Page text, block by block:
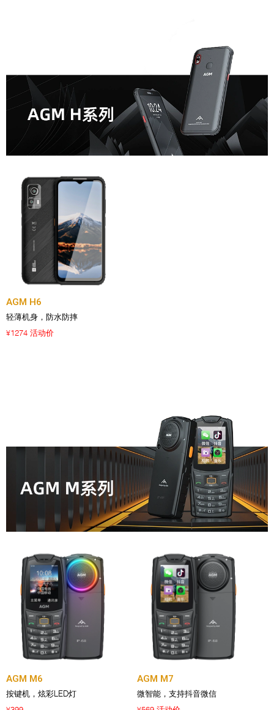
AGM H6
轻薄机身，防水防摔
¥1274 活动价
AGM M6
按键机，炫彩LED灯
AGM M7
微智能，支持抖音微信